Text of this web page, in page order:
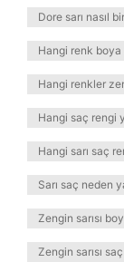
Dore sarı nasıl
Hangi renk boya
Hangi renkler
Hangi saç rengi
Hangi sarı saç
Sarı saç neden
Zengin sarısı
Zengin sarısı